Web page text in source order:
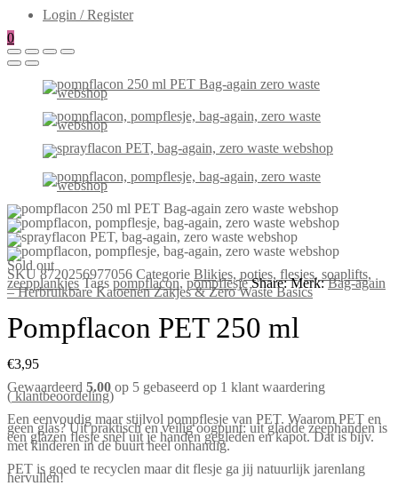
Login / Register
0
Sold out
SKU8720256977056 Categorie Blikjes, potjes, flesjes, soaplifts,
zeepplankjes Tags pompflacon,pompflesje Share: Merk:Bag-again
– Herbruikbare Katoenen Zakjes & Zero Waste Basics
Pompflacon PET 250 ml
€3,95
Gewaardeerd 5.00 op 5 gebaseerd op 1 klant waardering
(klantbeoordeling)
Een eenvoudig maar stijlvol pompflesje van PET. Waarom PET en
geen glas? Uit praktisch en veilig oogpunt: uit gladde zeephanden is
een glazen flesje snel uit je handen gegleden en kapot. Dat is bijv.
met kinderen in de buurt heel onhandig.
PET is goed te recyclen maar dit flesje ga jij natuurlijk jarenlang
hervullen!